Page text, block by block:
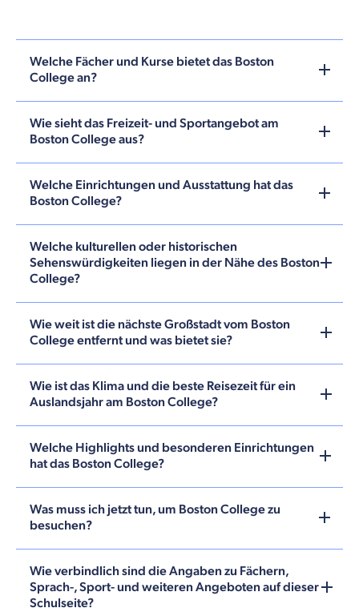
Welche Fächer und Kurse bietet das Boston
College an?
Wie sieht das Freizeit- und Sportangebot am
Boston College aus?
Welche Einrichtungen und Ausstattung hat das
Boston College?
Welche kulturellen oder historischen
Sehenswürdigkeiten liegen in der Nähe des Boston
College?
Wie weit ist die nächste Großstadt vom Boston
College entfernt und was bietet sie?
Wie ist das Klima und die beste Reisezeit für ein
Auslandsjahr am Boston College?
Welche Highlights und besonderen Einrichtungen
hat das Boston College?
Was muss ich jetzt tun, um Boston College zu
besuchen?
Wie verbindlich sind die Angaben zu Fächern,
Sprach-, Sport- und weiteren Angeboten auf dieser
Schulseite?